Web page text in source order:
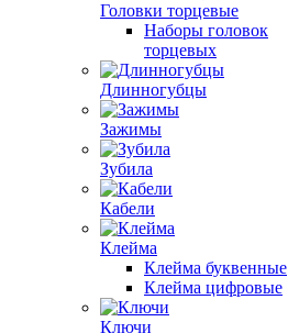
Головки торцевые
Наборы головок
торцевых
Длинногубцы
Зажимы
Зубила
Кабели
Клейма
Клейма буквенные
Клейма цифровые
Ключи